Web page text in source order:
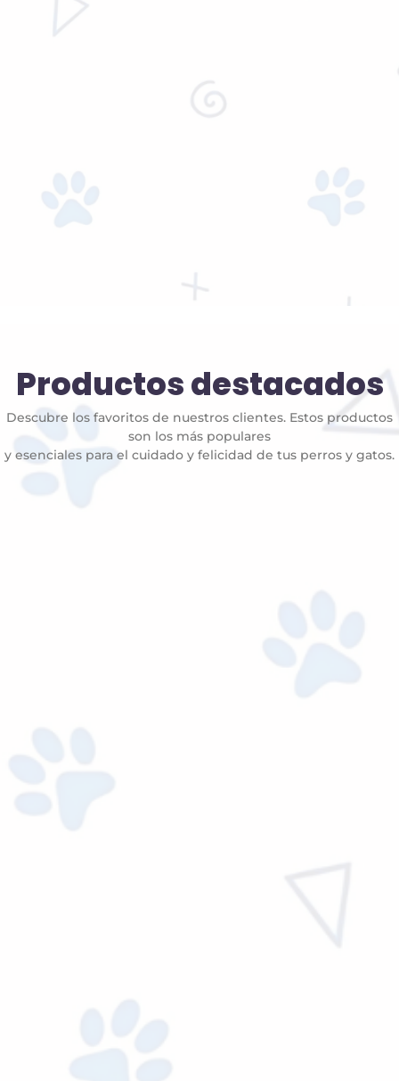
Productos destacados
Descubre los favoritos de nuestros clientes. Estos productos
son los más populares
y esenciales para el cuidado y felicidad de tus perros y gatos.